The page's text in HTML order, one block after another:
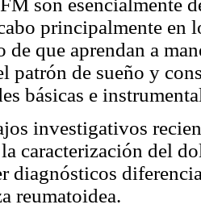
son esencialmente
principalmente en
de que aprendan a
patrón de sueño y
básicas e
investigativos
caracterización del
diagnósticos
reumatoidea.